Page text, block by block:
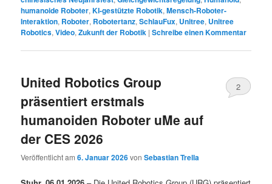
humanoide Roboter,KI-gestützte Robotik,Mensch-Roboter-
Interaktion, Roboter, Robotertanz,SchlauFux, Unitree, Unitree
Robotics,Video,Zukunft der Robotik |Schreibe einen Kommentar
United Robotics Group
präsentiert erstmals
humanoiden Roboter uMe auf
der CES 2026
Veröffentlicht am6. Januar 2026vonSebastian Trella
2